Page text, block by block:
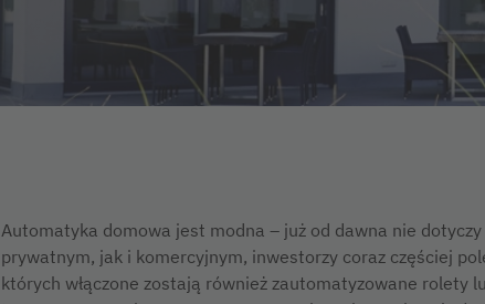
Automatyka domowa jest modna – już od dawna nie
prywatnym, jak i komercyjnym, inwestorzy coraz częściej
których włączone zostają również zautomatyzowane rolety